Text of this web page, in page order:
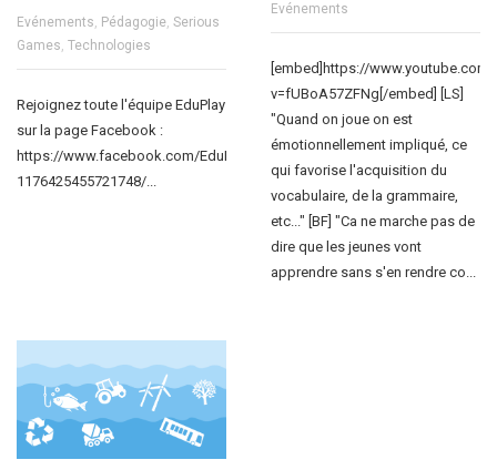
Evénements, Pédagogie, Serious
Games, Technologies
Rejoignez toute l'équipe EduPlay
sur la page Facebook :
https://www.facebook.com/EduPlay-
1176425455721748/...
Evénements
[embed]https://
v=fUBoA57ZFNg[/embed] [LS]
"Quand on joue on est
émotionnellement impliqué, ce
qui favorise l'acquisition du
vocabulaire, de la grammaire,
etc..." [BF] "Ca ne marche pas de
dire que les jeunes vont
apprendre sans s'en rendre co...